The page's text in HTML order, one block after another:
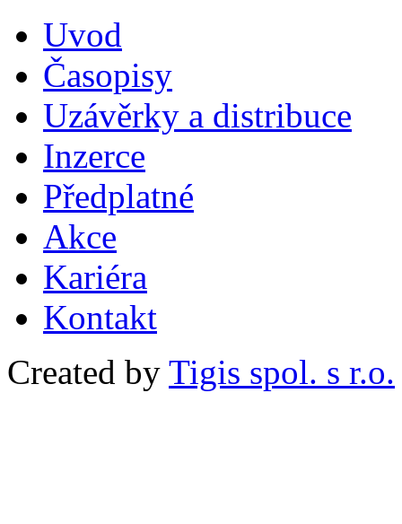
Uvod
Časopisy
Uzávěrky a distribuce
Inzerce
Předplatné
Akce
Kariéra
Kontakt
Created by Tigis spol. s r.o.